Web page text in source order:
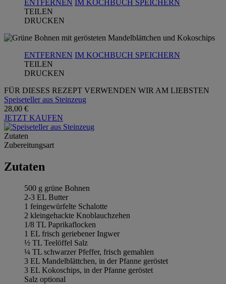
ENTFERNEN
IM KOCHBUCH SPEICHERN
TEILEN
DRUCKEN
ENTFERNEN IM KOCHBUCH SPEICHERN
TEILEN
DRUCKEN
FÜR DIESES REZEPT VERWENDEN WIR AM LIEBSTEN
Speiseteller aus Steinzeug
28,00 €
JETZT KAUFEN
Zutaten
Zubereitungsart
Zutaten
500 g grüne Bohnen
2-3 EL Butter
1 feingewürfelte Schalotte
2 kleingehackte Knoblauchzehen
1/8 TL Paprikaflocken
1 EL frisch geriebener Ingwer
½ TL Teelöffel Salz
¼ TL schwarzer Pfeffer, frisch gemahlen
3 EL Mandelblättchen, in der Pfanne geröstet
3 EL Kokoschips, in der Pfanne geröstet
Salz optional